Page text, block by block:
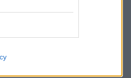
Vir: Spin